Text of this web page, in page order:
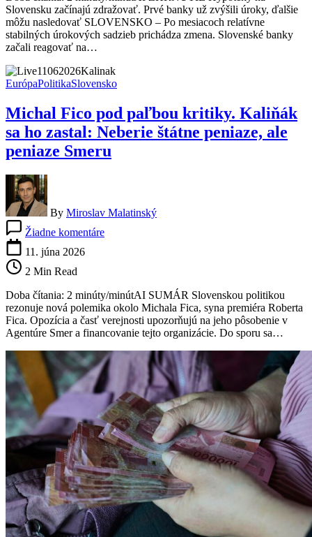
Prvé
banky
už
úvery,
ďalšie
môžu
Slovensku začínajú zdražovať. Prvé banky už zvýšili úroky, ďalšie
môžu nasledovať SLOVENSKO – Po mesiacoch relatívne
stabilných úrokových sadzieb prichádza zmena. Slovenské banky
začali reagovať na…
EurópaPolitikaSlovensko
Michal Fico pod paľbou kritiky. Kaliňák
sa ho zastal: Neberie štátne peniaze, ale
peniaze Smeru
By Miroslav Malatinský
Žiadne komentáreMichal
Kaliňák
sa
ho
zastal:
Neberie
štátne
peniaze,
ale
peniaze
Smeru
11. júna 2026
2 Min Read
Doba čítania: 2 minúty/minútAI SUMÁR Slovenskou politikou
rezonuje nová polemika okolo Michala Fica, syna premiéra Roberta
Fica. Opozícia a časť verejnosti upozorňujú na jeho pôsobenie v
Agentúre Smer a financovanie tejto organizácie. Do sporu sa…